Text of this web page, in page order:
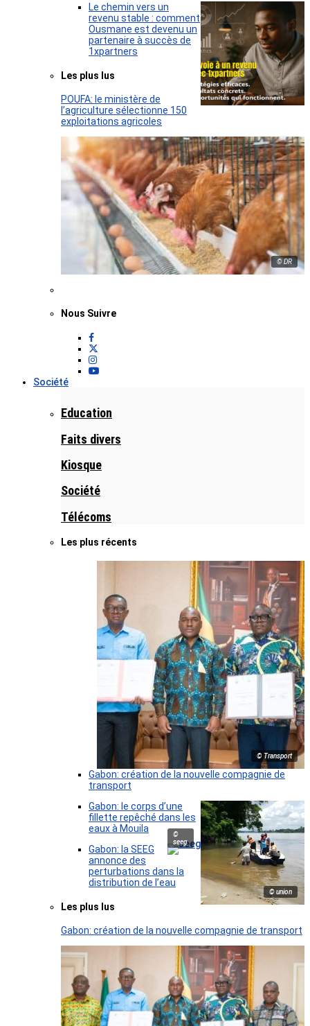
Le chemin vers un
revenu stable : comment
Ousmane est devenu un
partenaire à succès de
1xpartners
Les plus lus
POUFA: le ministère de
l’agriculture sélectionne 150
exploitations agricoles
© DR
Nous Suivre
Société
Education
Faits divers
Kiosque
Société
Télécoms
Les plus récents
© Transport
Gabon: création de la nouvelle compagnie de
transport
© union
Gabon: le corps d’une
fillette repêché dans les
eaux à Mouila
©
seeg
Gabon: la SEEG
annonce des
perturbations dans la
distribution de l’eau
Les plus lus
Gabon: création de la nouvelle compagnie de transport